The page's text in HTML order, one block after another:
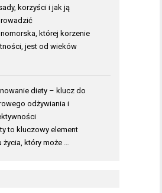
korzyści i jak ją
której korzenie
jest od wieków
diety – klucz do
odżywiania i
to kluczowy element
życia, który może …